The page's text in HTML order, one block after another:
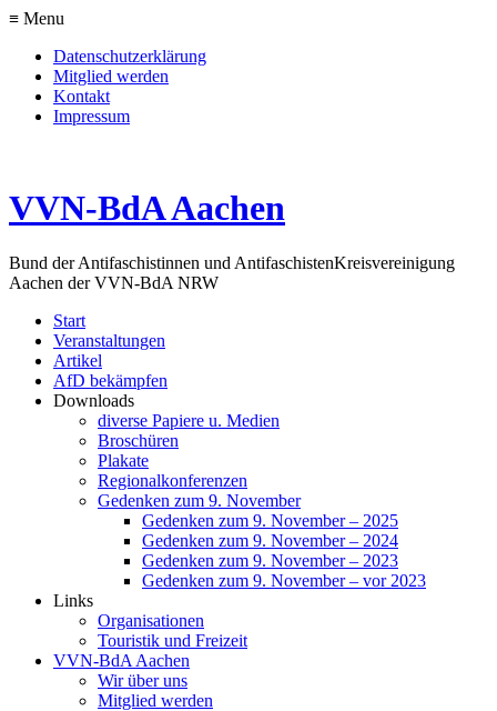
≡ Menu
Datenschutzerklärung
Mitglied werden
Kontakt
Impressum
VVN-BdA Aachen
Bund der Antifaschistinnen und AntifaschistenKreisvereinigung
Aachen der VVN-BdA NRW
Start
Veranstaltungen
Artikel
AfD bekämpfen
Downloads
diverse Papiere u. Medien
Broschüren
Plakate
Regionalkonferenzen
Gedenken zum 9. November
Gedenken zum 9. November – 2025
Gedenken zum 9. November – 2024
Gedenken zum 9. November – 2023
Gedenken zum 9. November – vor 2023
Links
Organisationen
Touristik und Freizeit
VVN-BdA Aachen
Wir über uns
Mitglied werden